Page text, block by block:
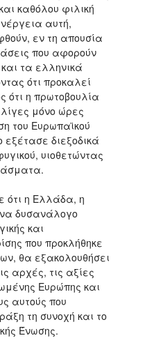
καθόλου φιλική
αυτή,
εν τη απουσία
που αφορούν
τα ελληνικά
ότι προκαλεί
ότι η πρωτοβουλία
μόνο ώρες
του Ευρωπαϊκού
εξέτασε διεξοδικά
υιοθετώντας
ότι η Ελλάδα, η
δυσανάλογο
και
που προκλήθηκε
θα εξακολουθήσει
αρχές, τις αξίες
Ευρώπης και
αυτούς που
τη συνοχή και το
Ένωσης.